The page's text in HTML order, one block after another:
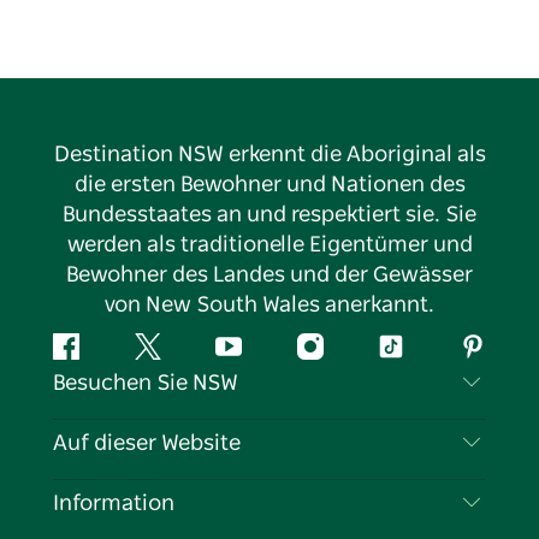
Destination NSW erkennt die Aboriginal als
die ersten Bewohner und Nationen des
Bundesstaates an und respektiert sie. Sie
werden als traditionelle Eigentümer und
Bewohner des Landes und der Gewässer
von New South Wales anerkannt.
FacebookTwitter YouTubeInstagramTikTok
Besuchen Sie NSW
Kontaktieren Sie uns
Auf dieser Website
Reiseziele
Information